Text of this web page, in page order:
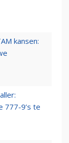
kansen:
777-9’s te